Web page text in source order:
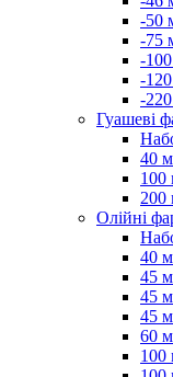
-50
-75
-
-
-
Гуашеві
40
100
200
Олійні
40
45
45
45
60
100